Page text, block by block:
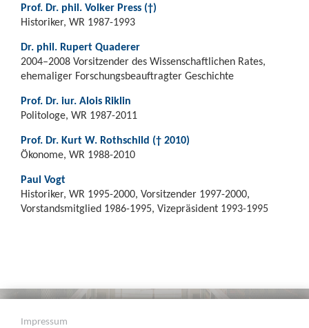
Prof. Dr. phil. Volker Press (†)
Historiker, WR 1987-1993
Dr. phil. Rupert Quaderer
2004–2008 Vorsitzender des Wissenschaftlichen Rates,
ehemaliger Forschungsbeauftragter Geschichte
Prof. Dr. iur. Alois Riklin
Politologe, WR 1987-2011
Prof. Dr. Kurt W. Rothschild († 2010)
Ökonome, WR 1988-2010
Paul Vogt
Historiker, WR 1995-2000, Vorsitzender 1997-2000,
Vorstandsmitglied 1986-1995, Vizepräsident 1993-1995
Impressum